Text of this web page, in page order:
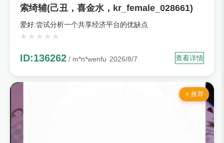
索绮辅(己丑，喜金水，kr_female_028661)
爱好:尝试分析一个共享经济平台的优缺点
ID:136262 / m*n*wenfu 2026/8/7 查看详情
推荐